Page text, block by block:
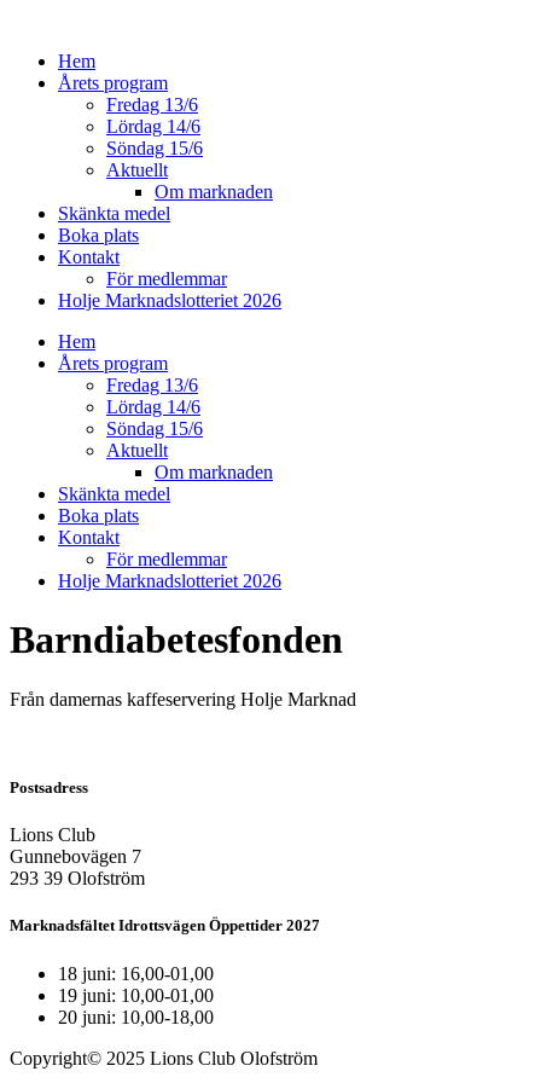
innehållHem
Årets program
Fredag 13/6
Lördag 14/6
Söndag 15/6
Aktuellt
Om marknaden
Skänkta medel
Boka plats
Kontakt
För medlemmar
Holje Marknadslotteriet 2026
Hem
Årets program
Fredag 13/6
Lördag 14/6
Söndag 15/6
Aktuellt
Om marknaden
Skänkta medel
Boka plats
Kontakt
För medlemmar
Holje Marknadslotteriet 2026
Barndiabetesfonden
Från damernas kaffeservering Holje Marknad
Postsadress
Lions Club
Gunnebovägen 7
293 39 Olofström
Marknadsfältet Idrottsvägen Öppettider 2027
18 juni: 16,00-01,00
19 juni: 10,00-01,00
20 juni: 10,00-18,00
Copyright© 2025 Lions Club Olofström